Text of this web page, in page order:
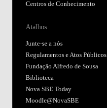
Centros de Conhecimento
Atalhos
Junte-se a nós
Regulamentos e Atos Públicos
Fundação Alfredo de Sousa
Biblioteca
Nova SBE Today
Moodle@NovaSBE